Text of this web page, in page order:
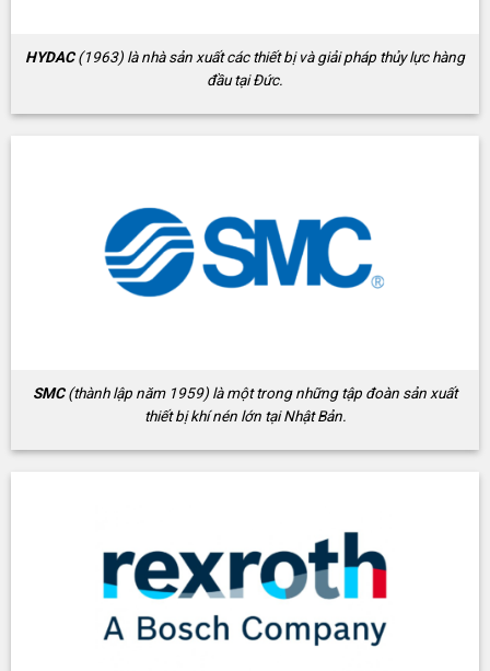
HYDAC(1963) là nhà sản xuất các thiết bị và giải pháp thủy lực hàng
đầu tại Đức.
SMC(thành lập năm 1959) là một trong những tập đoàn sản xuất
thiết bị khí nén lớn tại Nhật Bản.